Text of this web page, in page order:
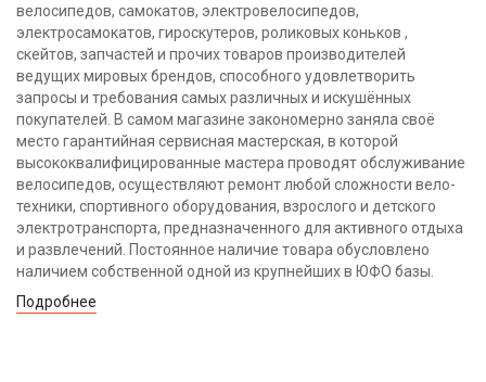
велосипедов, самокатов, электровелосипедов,
электросамокатов, гироскутеров, роликовых коньков ,
скейтов, запчастей и прочих товаров производителей
ведущих мировых брендов, способного удовлетворить
запросы и требования самых различных и искушённых
покупателей. В самом магазине закономерно заняла своё
место гарантийная сервисная мастерская, в которой
высококвалифицированные мастера проводят обслуживание
велосипедов, осуществляют ремонт любой сложности вело-
техники, спортивного оборудования, взрослого и детского
электротранспорта, предназначенного для активного отдыха
и развлечений. Постоянное наличие товара обусловлено
наличием собственной одной из крупнейших в ЮФО базы.
Подробнее